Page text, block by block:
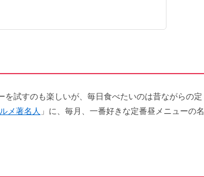
試すのも楽しいが、毎日食べたいのは昔ながらの定
メ著名人 」に、毎月、一番好きな定番昼メニューの名